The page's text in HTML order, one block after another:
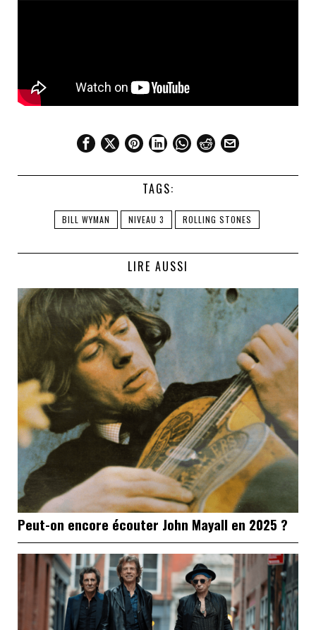
TAGS:
BILL WYMAN NIVEAU 3 ROLLING STONES
LIRE AUSSI
Peut-on encore écouter John Mayall en 2025 ?